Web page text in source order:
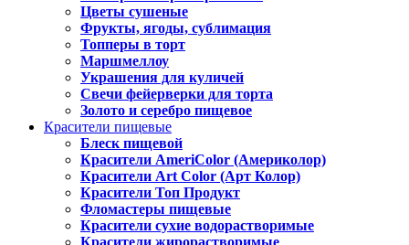
Цветы сушеные
Фрукты, ягоды, сублимация
Топперы в торт
Маршмеллоу
Украшения для куличей
Свечи фейерверки для торта
Золото и серебро пищевое
Красители пищевые
Блеск пищевой
Красители AmeriColor (Америколор)
Красители Art Color (Арт Колор)
Красители Топ Продукт
Фломастеры пищевые
Красители сухие водорастворимые
Красители жирорастворимые